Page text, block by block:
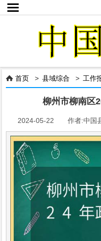

 首页 >县域综合 > 工作
柳州市柳南区
2024-05-22 作者:中国